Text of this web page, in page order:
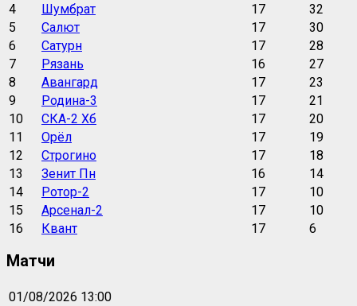
4
Шумбрат 17
32
5
Салют 17
30
6
Сатурн 17
28
7
Рязань 16
27
8
Авангард 17
23
9
Родина-3 17
21
10
СКА-2 Хб 17
20
11
Орёл 17
19
12
Строгино 17
18
13
Зенит Пн 16
14
14
Ротор-2 17
10
15
Арсенал-2 17
10
16
Квант 17 6
Матчи
01/08/2026 13:00